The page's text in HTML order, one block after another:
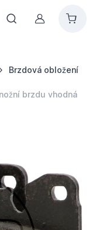
Můj účet
Brzdová obložení
brzdu vhodná